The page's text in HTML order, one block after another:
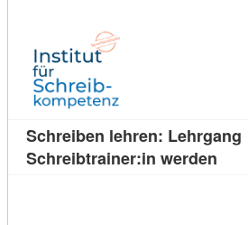
Schreiben lehren: Lehrgang
Schreibtrainer:in werden